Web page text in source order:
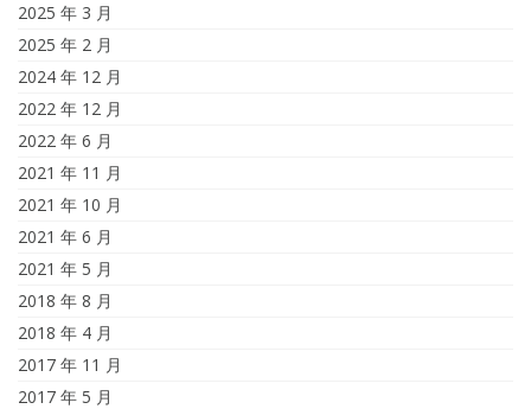
2025 年 3 月
2025 年 2 月
2024 年 12 月
2022 年 12 月
2022 年 6 月
2021 年 11 月
2021 年 10 月
2021 年 6 月
2021 年 5 月
2018 年 8 月
2018 年 4 月
2017 年 11 月
2017 年 5 月